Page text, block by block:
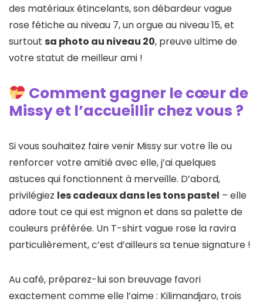
des matériaux étincelants, son débardeur vague
rose fétiche au niveau 7, un orgue au niveau 15, et
surtout sa photo au niveau 20, preuve ultime de
votre statut de meilleur ami !
Comment gagner le cœur de
Missy et l’accueillir chez vous ?
Si vous souhaitez faire venir Missy sur votre île ou
renforcer votre amitié avec elle, j’ai quelques
astuces qui fonctionnent à merveille. D’abord,
privilégiez les cadeaux dans les tons pastel – elle
adore tout ce qui est mignon et dans sa palette de
couleurs préférée. Un T-shirt vague rose la ravira
particulièrement, c’est d’ailleurs sa tenue signature !
Au café, préparez-lui son breuvage favori
exactement comme elle l’aime : Kilimandjaro, trois